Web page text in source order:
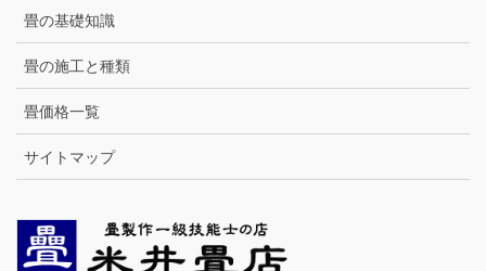
畳の基礎知識
畳の施工と種類
畳価格一覧
サイトマップ